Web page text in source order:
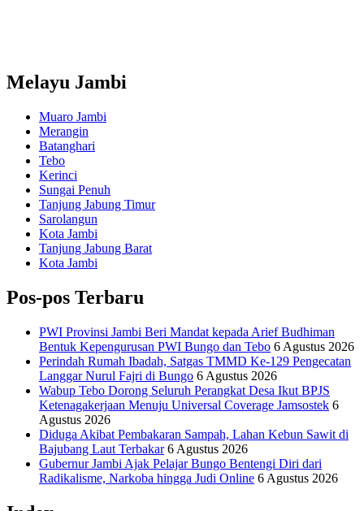
Melayu Jambi
Muaro Jambi
Merangin
Batanghari
Tebo
Kerinci
Sungai Penuh
Tanjung Jabung Timur
Sarolangun
Kota Jambi
Tanjung Jabung Barat
Kota Jambi
Pos-pos Terbaru
PWI Provinsi Jambi Beri Mandat kepada Arief Budhiman
Bentuk Kepengurusan PWI Bungo dan Tebo 6 Agustus 2026
Perindah Rumah Ibadah, Satgas TMMD Ke-129 Pengecatan
Langgar Nurul Fajri di Bungo 6 Agustus 2026
Wabup Tebo Dorong Seluruh Perangkat Desa Ikut BPJS
Ketenagakerjaan Menuju Universal Coverage Jamsostek 6
Agustus 2026
Diduga Akibat Pembakaran Sampah, Lahan Kebun Sawit di
Bajubang Laut Terbakar 6 Agustus 2026
Gubernur Jambi Ajak Pelajar Bungo Bentengi Diri dari
Radikalisme, Narkoba hingga Judi Online 6 Agustus 2026